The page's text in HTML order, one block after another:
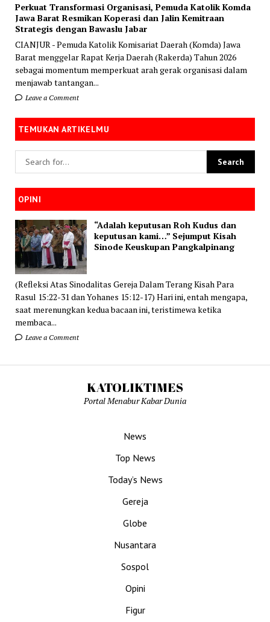
Perkuat Transformasi Organisasi, Pemuda Katolik Komda
Jawa Barat Resmikan Koperasi dan Jalin Kemitraan
Strategis dengan Bawaslu Jabar
CIANJUR - Pemuda Katolik Komisariat Daerah (Komda) Jawa
Barat menggelar Rapat Kerja Daerah (Rakerda) Tahun 2026
sebagai momentum memperkuat arah gerak organisasi dalam
menjawab tantangan...
Leave a Comment
TEMUKAN ARTIKELMU
OPINI
“Adalah keputusan Roh Kudus dan
keputusan kami…” Sejumput Kisah
Sinode Keuskupan Pangkalpinang
(Refleksi Atas Sinodalitas Gereja Dalam Terang Kisah Para
Rasul 15:22-31 dan Yohanes 15:12-17) Hari ini, entah mengapa,
saat merenungkan kedua bacaan ini, teristimewa ketika
membaca...
Leave a Comment
KATOLIKTIMES
Portal Menabur Kabar Dunia
News
Top News
Today’s News
Gereja
Globe
Nusantara
Sospol
Opini
Figur